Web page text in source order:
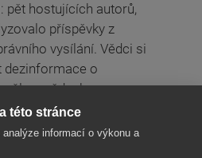
pět hostujících autorů,
příspěvky z
vysílání. Vědci si
dezinformace o
šlo o vědeckou
za cíl vystopovat
Přáli si zjistit,
že rakouské
této stránce
informací o výkonu a